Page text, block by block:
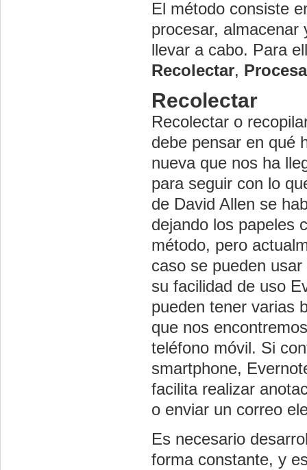
El método consiste
procesar, almacenar
llevar a cabo. Para
Recolectar,
Recolectar
Recolectar o
debe pensar en qué
nueva que nos ha
para seguir con lo
de David Allen se
dejando los papeles
método, pero
caso se pueden
su facilidad de uso
pueden tener varias
que nos
teléfono móvil. Si
smartphone,
facilita realizar
o enviar un correo
Es necesario
forma constante, y